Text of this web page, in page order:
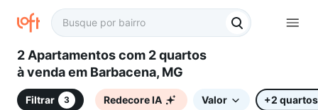
2 Apartamentos com 2 quartos
à venda em Barbacena, MG
Filtrar 3 Redecore IA Valor +2 quartos